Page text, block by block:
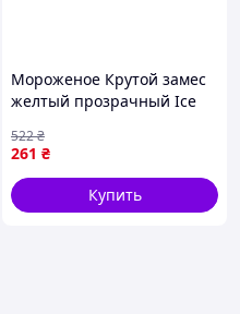
Мороженое Крутой замес
желтый прозрачный Ice
MONSTERGUM
261 ₴
522₴
Купить